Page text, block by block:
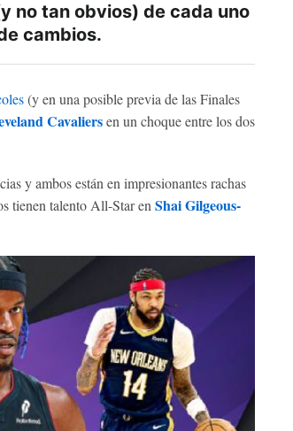
no tan obvios) de cada uno
cambios.
(y en una posible previa de las Finales
Cavaliersen un choque entre los dos
y ambos están en impresionantes rachas
tienen talento All-Star en Shai Gilgeous-